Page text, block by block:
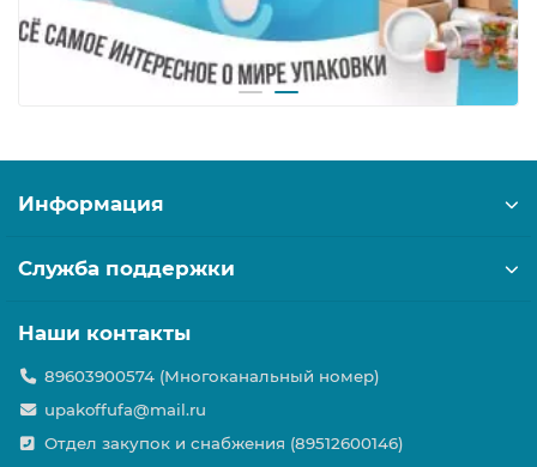
Информация
Служба поддержки
Наши контакты
89603900574 (Многоканальный номер)
upakoffufa@mail.ru
Отдел закупок и снабжения (89512600146)